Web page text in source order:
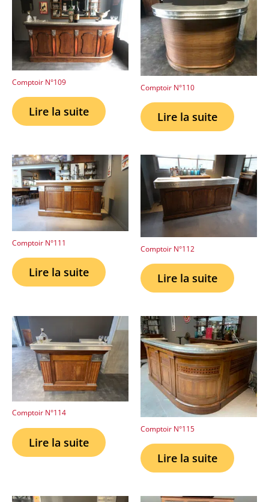
Comptoir N°109
Lire la suite
Comptoir N°110
Lire la suite
Comptoir N°111
Lire la suite
Comptoir N°112
Lire la suite
Comptoir N°114
Lire la suite
Comptoir N°115
Lire la suite